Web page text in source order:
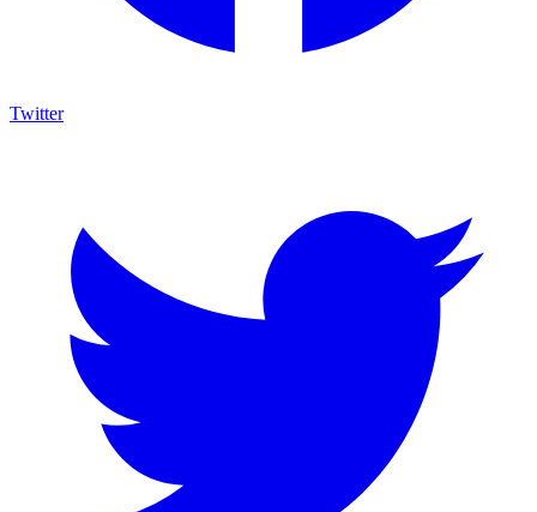
Twitter